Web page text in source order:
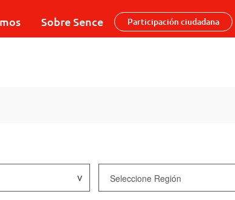
Sobre Sence Participación ciudadana